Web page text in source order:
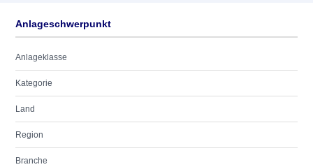
Anlageschwerpunkt
Anlageklasse
Kategorie
Land
Region
Branche